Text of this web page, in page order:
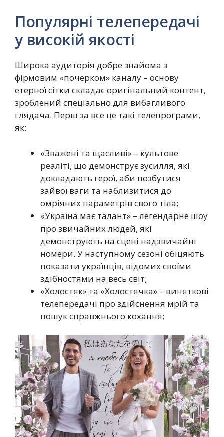
Популярні телепередачі
у високій якості
Широка аудиторія добре знайома з
фірмовим «почерком» каналу – основу
етерної сітки складає оригінальний контент,
зроблений спеціально для вибагливого
глядача. Перш за все це такі телепрограми,
як:
«Зважені та щасливі» – культове
реаліті, що демонструє зусилля, які
докладають герої, аби позбутися
зайвої ваги та наблизитися до
омріяних параметрів свого тіла;
«Україна має талант» – легендарне шоу
про звичайних людей, які
демонструють на сцені надзвичайні
номери. У наступному сезоні обіцяють
показати українців, відомих своїми
здібностями на весь світ;
«Холостяк» та «Холостячка» – виняткові
телепередачі про здійснення мрій та
пошук справжнього кохання;